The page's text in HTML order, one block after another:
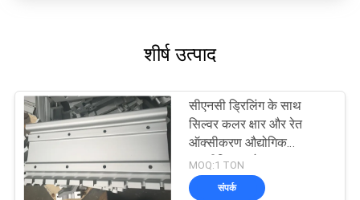
शीर्ष उत्पाद
सीएनसी ड्रिलिंग के साथ
सिल्वर कलर क्षार और रेत
ऑक्सीकरण औद्योगिक
एल्यूमीनियम प्रोफाइल
MOQ:1 TON
संपर्क